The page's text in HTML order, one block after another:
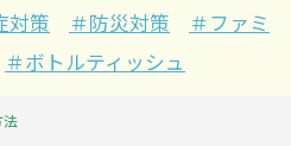
対策 ＃防災対策
＃ファミ
＃ボトルティッシュ
法